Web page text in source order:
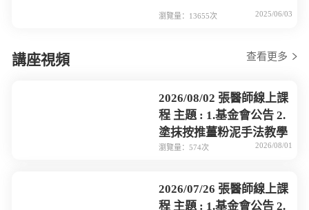
瀏覽量：13655次 2025/06/03
講座視頻 查看更多
2026/08/02 張醫師線上課
程 主題 : 1.基金會公告 2.
塗抹按推薑粉泥手法教學
瀏覽量：574次 2026/08/01
2026/07/26 張醫師線上課
程 主題 : 1.基金會公告 2.